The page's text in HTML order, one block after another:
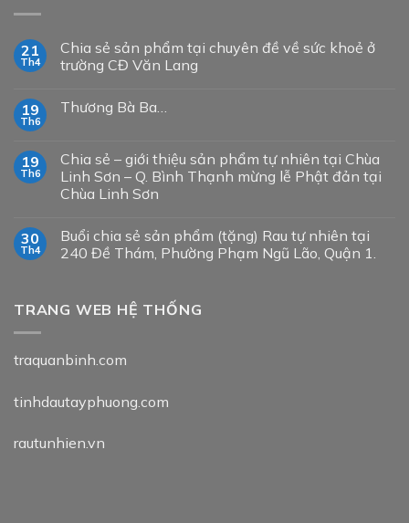
21
Th4
Chia sẻ sản phẩm tại chuyên đề về sức khoẻ ở
trường CĐ Văn Lang
19
Th6
Thương Bà Ba…
19
Th6
Chia sẻ – giới thiệu sản phẩm tự nhiên tại Chùa
Linh Sơn – Q. Bình Thạnh mừng lễ Phật đản tại
Chùa Linh Sơn
30
Th4
Buổi chia sẻ sản phẩm (tặng) Rau tự nhiên tại
240 Đề Thám, Phường Phạm Ngũ Lão, Quận 1.
TRANG WEB HỆ THỐNG
traquanbinh.com
tinhdautayphuong.com
rautunhien.vn